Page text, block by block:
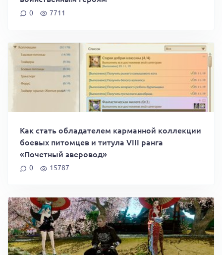
0 7711
Как стать обладателем карманной коллекции
боевых питомцев и титула VIII ранга
«Почетный зверовод»
0 15787